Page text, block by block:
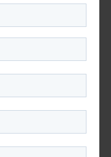
トのデザインを制作
ページのラフ案を作
マナを決めます。ま
グや写真撮影、動画
といったバックエン